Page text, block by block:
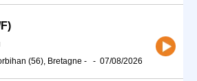
(56), Bretagne - - 07/08/2026